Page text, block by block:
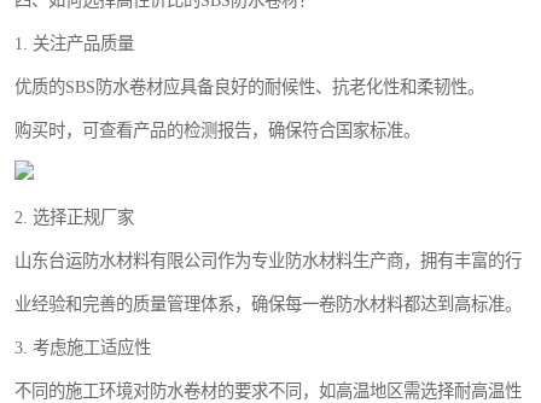
1. 关注产品质量
优质的SBS防水卷材应具备良好的耐候性、抗老化性和柔韧性。
购买时，可查看产品的检测报告，确保符合国家标准。
2. 选择正规厂家
山东台运防水材料有限公司作为专业防水材料生产商，拥有丰富的行
业经验和完善的质量管理体系，确保每一卷防水材料都达到高标准。
3. 考虑施工适应性
不同的施工环境对防水卷材的要求不同，如高温地区需选择耐高温性